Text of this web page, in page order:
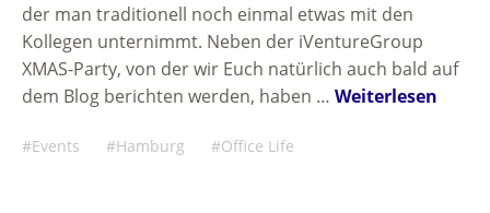
der man traditionell noch einmal etwas mit den
Kollegen unternimmt. Neben der iVentureGroup
XMAS-Party, von der wir Euch natürlich auch bald auf
dem Blog berichten werden, haben … Weiterlesen
Events Hamburg Office Life